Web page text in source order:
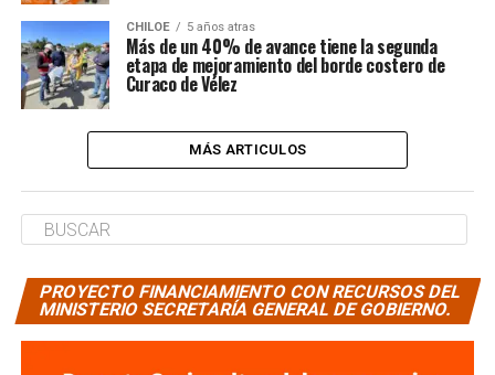
CHILOE 5 años atras
Más de un 40% de avance tiene la segunda
etapa de mejoramiento del borde costero de
Curaco de Vélez
MÁS ARTICULOS
PROYECTO FINANCIAMIENTO CON RECURSOS DEL
MINISTERIO SECRETARÍA GENERAL DE GOBIERNO.